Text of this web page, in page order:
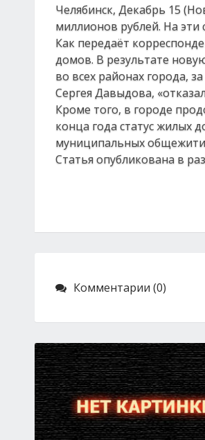
Челябинск, Декабрь 15
миллионов рублей. На эти
Как передаёт
домов. В результате
во всех районах города,
Сергея Давыдова,
Кроме того, в городе
конца года статус жилых
муниципальных
Статья опубликована в
Комментарии (0)